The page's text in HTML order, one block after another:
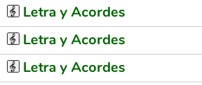
Letra y Acordes
Letra y Acordes
Letra y Acordes